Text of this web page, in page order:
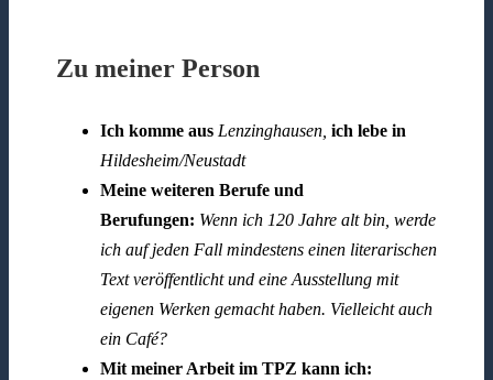
Zu meiner Person
Ich komme aus Lenzinghausen, ich lebe in
Hildesheim/Neustadt
Meine weiteren Berufe und
Berufungen: Wenn ich 120 Jahre alt bin, werde
ich auf jeden Fall mindestens einen literarischen
Text veröffentlicht und eine Ausstellung mit
eigenen Werken gemacht haben. Vielleicht auch
ein Café?
Mit meiner Arbeit im TPZ kann ich: